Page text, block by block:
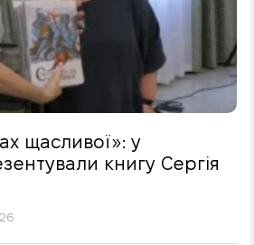
щасливої»: у
книгу Сергія